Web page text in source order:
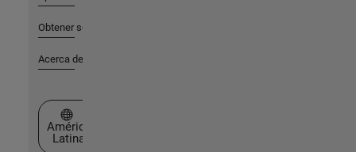
Obtener soporte
Acerca de MathWorks
Seleccione un país/idioma
América
Latina